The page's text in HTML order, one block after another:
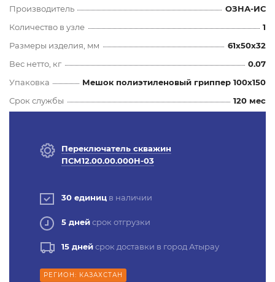
Производитель
ОЗНА-ИС
Количество в узле
1
Размеры изделия, мм
61x50x32
Вес нетто, кг
0.07
Упаковка
Мешок полиэтиленовый гриппер 100х150
Срок службы
120 мес
Переключатель скважин
ПСМ12.00.00.000Н-03
30 единиц в наличии
5 днейсрок отгрузки
15 днейсрок доставки в город Атырау
РЕГИОН: КАЗАХСТАН